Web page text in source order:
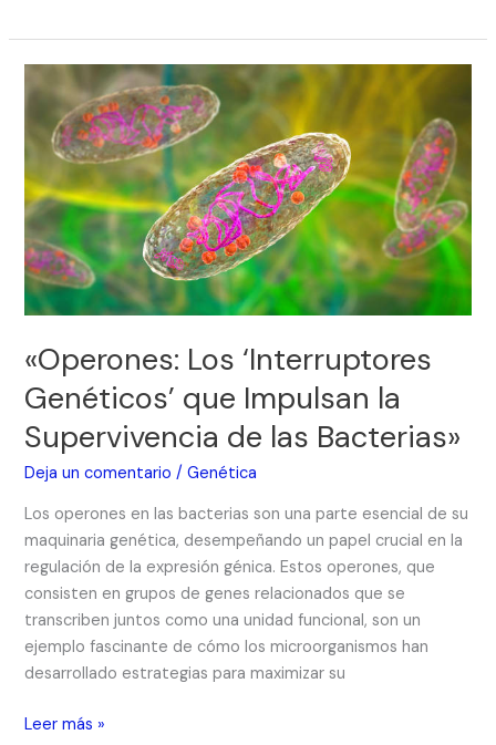
«Operones: Los ‘Interruptores
Genéticos’ que Impulsan la
Supervivencia de las Bacterias»
Deja un comentario /Genética
Los operones en las bacterias son una parte esencial de su
maquinaria genética, desempeñando un papel crucial en la
regulación de la expresión génica. Estos operones, que
consisten en grupos de genes relacionados que se
transcriben juntos como una unidad funcional, son un
ejemplo fascinante de cómo los microorganismos han
desarrollado estrategias para maximizar su
«Operones:
‘Interruptores
Genéticos’
que
Impulsan
la
Supervivencia
de
las
Leer más »